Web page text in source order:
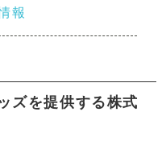
報
ズを提供する株式